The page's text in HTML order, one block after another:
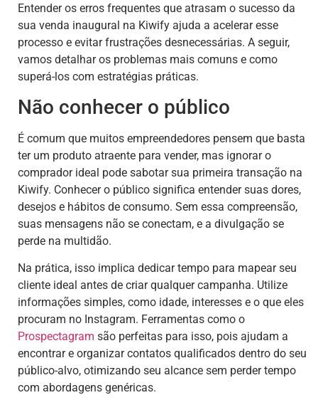
Entender os erros frequentes que atrasam o sucesso da
sua venda inaugural na Kiwify ajuda a acelerar esse
processo e evitar frustrações desnecessárias. A seguir,
vamos detalhar os problemas mais comuns e como
superá-los com estratégias práticas.
Não conhecer o público
É comum que muitos empreendedores pensem que basta
ter um produto atraente para vender, mas ignorar o
comprador ideal pode sabotar sua primeira transação na
Kiwify. Conhecer o público significa entender suas dores,
desejos e hábitos de consumo. Sem essa compreensão,
suas mensagens não se conectam, e a divulgação se
perde na multidão.
Na prática, isso implica dedicar tempo para mapear seu
cliente ideal antes de criar qualquer campanha. Utilize
informações simples, como idade, interesses e o que eles
procuram no Instagram. Ferramentas como o
Prospectagram são perfeitas para isso, pois ajudam a
encontrar e organizar contatos qualificados dentro do seu
público-alvo, otimizando seu alcance sem perder tempo
com abordagens genéricas.